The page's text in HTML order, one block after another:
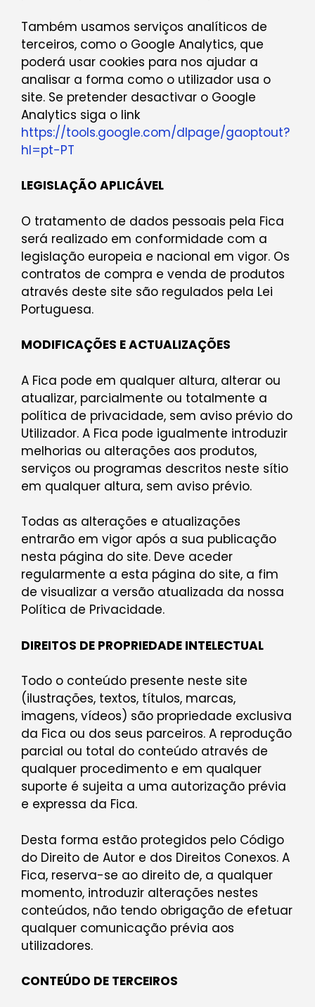
Também usamos serviços analíticos de
terceiros, como o Google Analytics, que
poderá usar cookies para nos ajudar a
analisar a forma como o utilizador usa o
site. Se pretender desactivar o Google
Analytics siga o link
https://tools.google.com/dlpage/gaoptout?
hl=pt-PT
LEGISLAÇÃO APLICÁVEL
O tratamento de dados pessoais pela Fica
será realizado em conformidade com a
legislação europeia e nacional em vigor. Os
contratos de compra e venda de produtos
através deste site são regulados pela Lei
Portuguesa.
MODIFICAÇÕES E ACTUALIZAÇÕES
A Fica pode em qualquer altura, alterar ou
atualizar, parcialmente ou totalmente a
política de privacidade, sem aviso prévio do
Utilizador. A Fica pode igualmente introduzir
melhorias ou alterações aos produtos,
serviços ou programas descritos neste sítio
em qualquer altura, sem aviso prévio.
Todas as alterações e atualizações
entrarão em vigor após a sua publicação
nesta página do site. Deve aceder
regularmente a esta página do site, a fim
de visualizar a versão atualizada da nossa
Política de Privacidade.
DIREITOS DE PROPRIEDADE INTELECTUAL
Todo o conteúdo presente neste site
(ilustrações, textos, títulos, marcas,
imagens, vídeos) são propriedade exclusiva
da Fica ou dos seus parceiros. A reprodução
parcial ou total do conteúdo através de
qualquer procedimento e em qualquer
suporte é sujeita a uma autorização prévia
e expressa da Fica.
Desta forma estão protegidos pelo Código
do Direito de Autor e dos Direitos Conexos. A
Fica, reserva-se ao direito de, a qualquer
momento, introduzir alterações nestes
conteúdos, não tendo obrigação de efetuar
qualquer comunicação prévia aos
utilizadores.
CONTEÚDO DE TERCEIROS